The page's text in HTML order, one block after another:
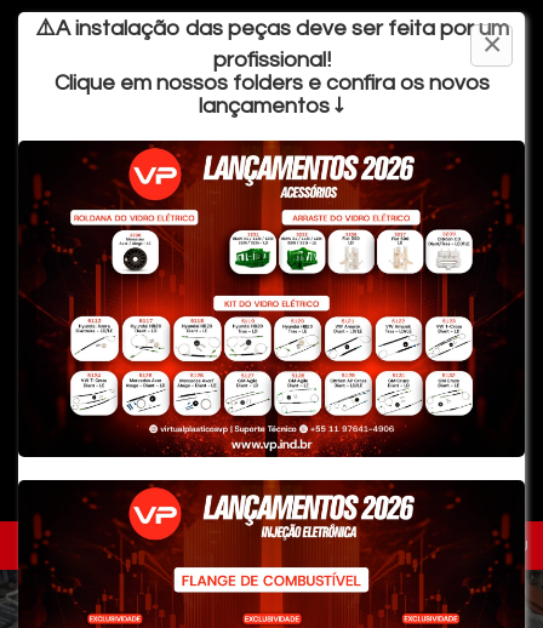
Fale Conosco
Busca Avançada
MENU
⚠️A instalação das peças deve ser feita por um
profissional!
Clique em nossos folders e confira os novos
lançamentos ↓
×